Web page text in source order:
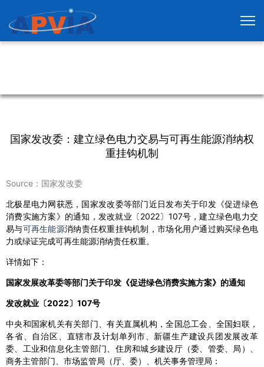
国家发改委：建立绿色电力交易与可再生能源消纳权
重挂钩机制
Source：国家发改委
北极星电力网获悉，国家发改委等部门近日发布关于印发《促进绿色
消费实施方案》的通知，发改就业〔2022〕107号，建立绿色电力交
易与可再生能源消纳责任权重挂钩机制，市场化用户通过购买绿色电
力或绿证完成可再生能源消纳责任权重。
详情如下：
国家发展改革委等部门关于印发《促进绿色消费实施方案》的通知
发改就业〔2022〕107号
中央和国家机关有关部门、有关直属机构，全国总工会、全国妇联，
各省、自治区、直辖市及计划单列市、新疆生产建设兵团发展改革
委、工业和信息化主管部门、住房和城乡建设厅（委、管委、局）、
商务主管部门、市场监管局（厅、委）、机关事务管理局：